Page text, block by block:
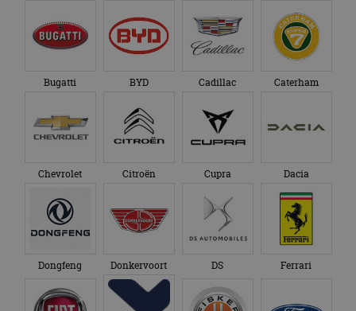
Bugatti BYD Cadillac Caterham
Chevrolet Citroën Cupra Dacia
Dongfeng Donkervoort DS Ferrari